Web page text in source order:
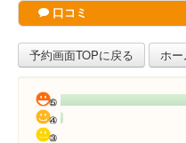
口コミ
予約画面TOPに戻る ホ